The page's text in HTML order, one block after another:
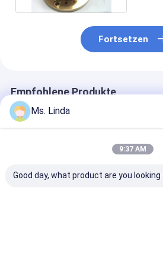
Fortsetzen
Empfohlene Produkte
Ms. Linda
9:37 AM
Good day, what product are you looking